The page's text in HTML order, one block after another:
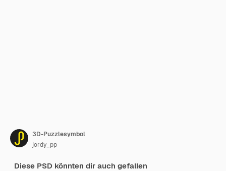
3D-Puzzlesymbol
jordy_pp
Diese PSD könnten dir auch gefallen